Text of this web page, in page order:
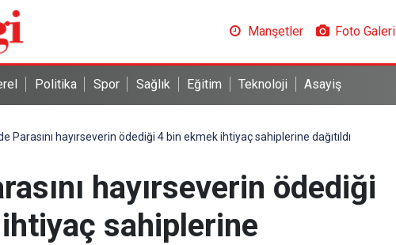
Manşetler Foto Galeri
Politika Spor Sağlık Eğitim Teknoloji Asayiş
Parasını hayırseverin ödediği 4 bin ekmek ihtiyaç sahiplerine dağıtıldı
hayırseverin ödediği
sahiplerine